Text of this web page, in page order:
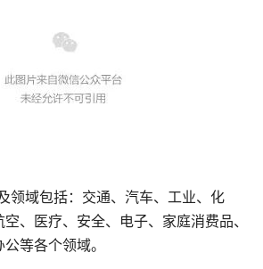
领域包括：交通、汽车、工业、化
、医疗、安全、电子、家庭消费品、
等各个领域。